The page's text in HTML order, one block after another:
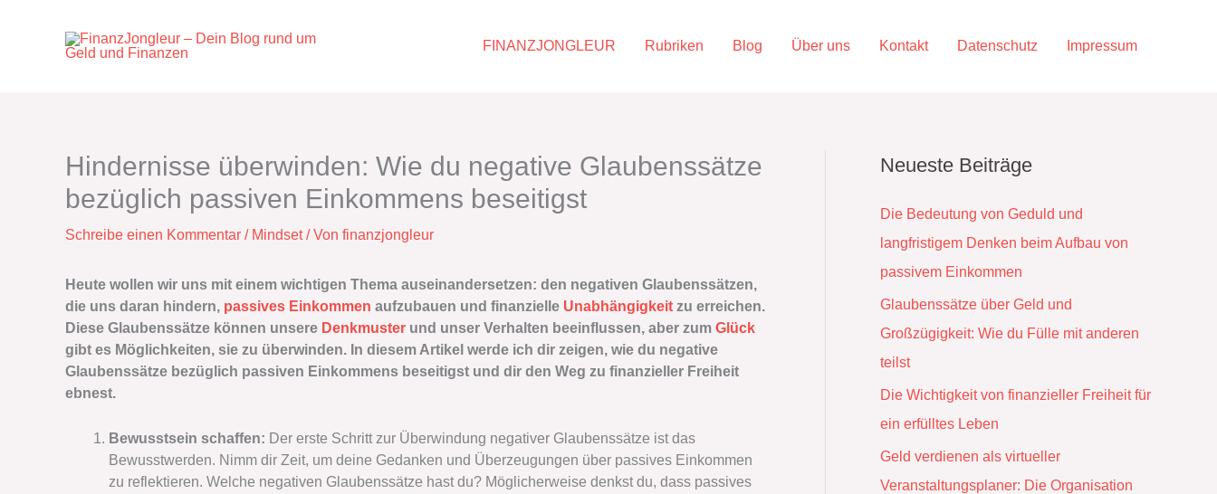
FINANZJONGLEUR Rubriken Blog Über uns Kontakt Datenschutz Impressum
Hindernisse überwinden: Wie du negative Glaubenssätze
bezüglich passiven Einkommens beseitigst
Schreibe einen Kommentar / Mindset/ Von finanzjongleur
Heute wollen wir uns mit einem wichtigen Thema auseinandersetzen: den negativen Glaubenssätzen,
die uns daran hindern, passives Einkommen aufzubauen und finanzielle Unabhängigkeit zu erreichen.
Diese Glaubenssätze können unsere Denkmuster und unser Verhalten beeinflussen, aber zum Glück
gibt es Möglichkeiten, sie zu überwinden. In diesem Artikel werde ich dir zeigen, wie du negative
Glaubenssätze bezüglich passiven Einkommens beseitigst und dir den Weg zu finanzieller Freiheit
ebnest.
Bewusstsein schaffen: Der erste Schritt zur Überwindung negativer Glaubenssätze ist das
Bewusstwerden. Nimm dir Zeit, um deine Gedanken und Überzeugungen über passives Einkommen
zu reflektieren. Welche negativen Glaubenssätze hast du? Möglicherweise denkst du, dass passives
Neueste Beiträge
Die Bedeutung von Geduld und
langfristigem Denken beim Aufbau von
passivem Einkommen
Glaubenssätze über Geld und
Großzügigkeit: Wie du Fülle mit anderen
teilst
Die Wichtigkeit von finanzieller Freiheit für
ein erfülltes Leben
Geld verdienen als virtueller
Veranstaltungsplaner: Die Organisation